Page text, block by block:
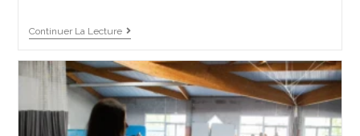
Continuer La Lecture